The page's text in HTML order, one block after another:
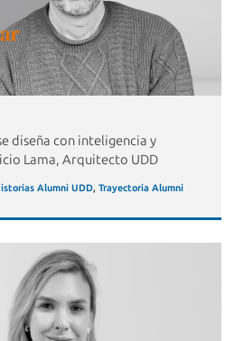
diseña con inteligencia y
Lama, Arquitecto UDD
Alumni UDD, Trayectoria Alumni